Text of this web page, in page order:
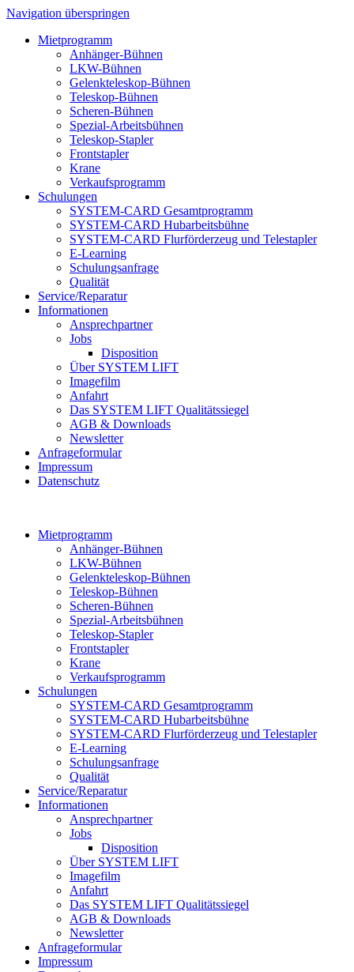
Navigation überspringen
Mietprogramm
Anhänger-Bühnen
LKW-Bühnen
Gelenkteleskop-Bühnen
Teleskop-Bühnen
Scheren-Bühnen
Spezial-Arbeitsbühnen
Teleskop-Stapler
Frontstapler
Krane
Verkaufsprogramm
Schulungen
SYSTEM-CARD Gesamtprogramm
SYSTEM-CARD Hubarbeitsbühne
SYSTEM-CARD Flurförderzeug und Telestapler
E-Learning
Schulungsanfrage
Qualität
Service/Reparatur
Informationen
Ansprechpartner
Jobs
Disposition
Über SYSTEM LIFT
Imagefilm
Anfahrt
Das SYSTEM LIFT Qualitätssiegel
AGB & Downloads
Newsletter
Anfrageformular
Impressum
Datenschutz
Mietprogramm
Anhänger-Bühnen
LKW-Bühnen
Gelenkteleskop-Bühnen
Teleskop-Bühnen
Scheren-Bühnen
Spezial-Arbeitsbühnen
Teleskop-Stapler
Frontstapler
Krane
Verkaufsprogramm
Schulungen
SYSTEM-CARD Gesamtprogramm
SYSTEM-CARD Hubarbeitsbühne
SYSTEM-CARD Flurförderzeug und Telestapler
E-Learning
Schulungsanfrage
Qualität
Service/Reparatur
Informationen
Ansprechpartner
Jobs
Disposition
Über SYSTEM LIFT
Imagefilm
Anfahrt
Das SYSTEM LIFT Qualitätssiegel
AGB & Downloads
Newsletter
Anfrageformular
Impressum